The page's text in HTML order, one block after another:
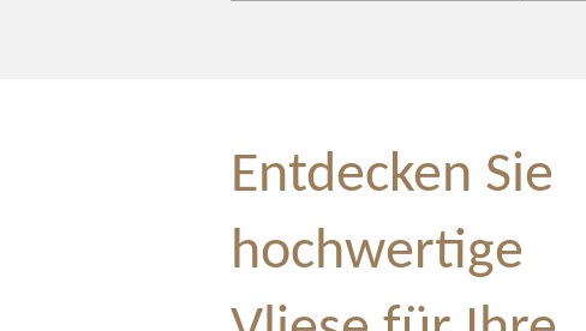
Entdecken Sie
hochwertige